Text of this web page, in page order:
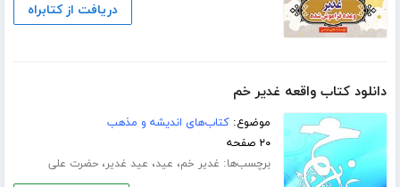
دریافت از کتابراه
دانلود کتاب واقعه غدیر خم
موضوع:کتاب‌های اندیشه و مذهب
۲۰ صفحه
برچسب‌ها: غدیر خم، عید، عید غدیر،حضرت علی